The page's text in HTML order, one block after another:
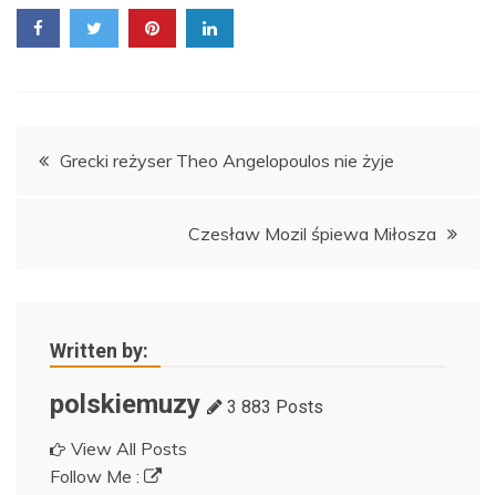
Nawigacja
Grecki reżyser Theo Angelopoulos nie żyje
Czesław Mozil śpiewa Miłosza
Written by:
polskiemuzy 3 883 Posts
View All Posts
Follow Me :